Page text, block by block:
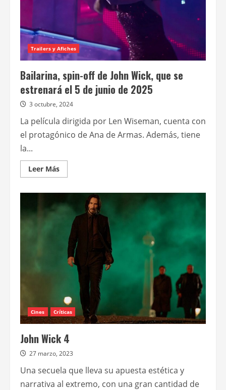
Trailers y Afiches
Bailarina, spin-off de John Wick, que se
estrenará el 5 de junio de 2025
3 octubre, 2024
La película dirigida por Len Wiseman, cuenta con
el protagónico de Ana de Armas. Además, tiene
la...
Leer MásLeer
más
Bailarina,
spin-
John
Wick,
que
estrenará
2025
Cines Críticas
John Wick 4
27 marzo, 2023
Una secuela que lleva su apuesta estética y
narrativa al extremo, con una gran cantidad de